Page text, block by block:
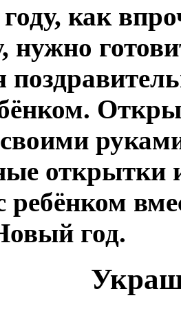
как
нужно
открытки
ребёнком
год.